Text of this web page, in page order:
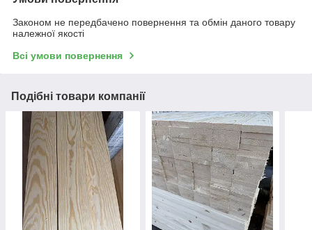
Законом не передбачено повернення та обмін даного товару
належної якості
Всі умови повернення
Подібні товари компанії